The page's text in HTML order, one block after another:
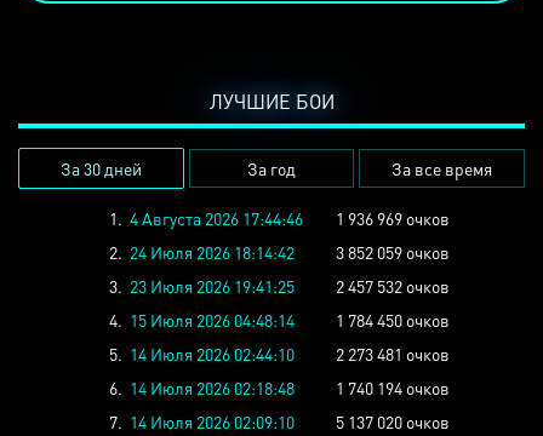
ЛУЧШИЕ БОИ
За 30 дней За год За все время
1. 4 Августа 2026 17:44:46
1 936 969 очков
2. 24 Июля 2026 18:14:42
3 852 059 очков
3. 23 Июля 2026 19:41:25
2 457 532 очков
4. 15 Июля 2026 04:48:14
1 784 450 очков
5. 14 Июля 2026 02:44:10
2 273 481 очков
6. 14 Июля 2026 02:18:48
1 740 194 очков
7. 14 Июля 2026 02:09:10
5 137 020 очков